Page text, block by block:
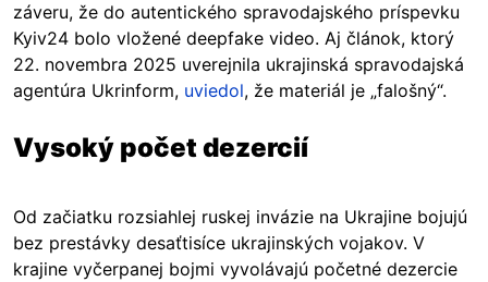
záveru, že do autentického spravodajského príspevku
Kyiv24 bolo vložené deepfake video. Aj článok, ktorý
22. novembra 2025 uverejnila ukrajinská spravodajská
agentúra Ukrinform, uviedol, že materiál je „falošný“.
Vysoký počet dezercií
Od začiatku rozsiahlej ruskej invázie na Ukrajine bojujú
bez prestávky desaťtisíce ukrajinských vojakov. V
krajine vyčerpanej bojmi vyvolávajú početné dezercie